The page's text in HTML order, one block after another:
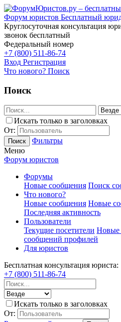
Форум юристов Бесплатный
Круглосуточная консультация
звонок бесплатный
Федеральный номер
+7 (800) 511-86-74
Вход Регистрация
Что нового? Поиск
Поиск
Искать только в заголовках
От:
Поиск
Фильтры
Меню
Форум юристов
Форумы
Новые сообщения Поиск
Что нового?
Новые сообщения Новые
Последняя активность
Пользователи
Текущие посетители Новые
сообщений профилей
Для юристов
Бесплатная консультация юриста:
+7 (800) 511-86-74
Искать только в заголовках
От: